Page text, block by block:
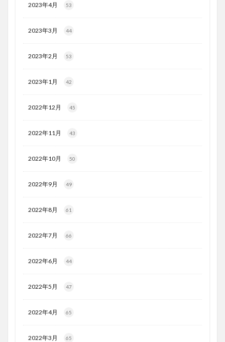
2023年4月 53
2023年3月 44
2023年2月 53
2023年1月 42
2022年12月 45
2022年11月 43
2022年10月 50
2022年9月 49
2022年8月 61
2022年7月 66
2022年6月 44
2022年5月 47
2022年4月 65
2022年3月 65